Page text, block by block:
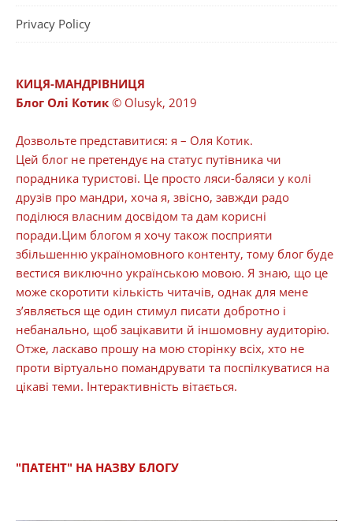
Privacy Policy
КИЦЯ-МАНДРІВНИЦЯ
Блог Олі Котик © Olusyk, 2019
Дозвольте представитися: я – Оля Котик.
Цей блог не претендує на статус путівника чи
порадника туристові. Це просто ляси-баляси у колі
друзів про мандри, хоча я, звісно, завжди радо
поділюся власним досвідом та дам корисні
поради.Цим блогом я хочу також посприяти
збільшенню україномовного контенту, тому блог буде
вестися виключно українською мовою. Я знаю, що це
може скоротити кількість читачів, однак для мене
з’являється ще один стимул писати добротно і
небанально, щоб зацікавити й іншомовну аудиторію.
Отже, ласкаво прошу на мою сторінку всіх, хто не
проти віртуально помандрувати та поспілкуватися на
цікаві теми. Інтерактивність вітається.
"ПАТЕНТ" НА НАЗВУ БЛОГУ